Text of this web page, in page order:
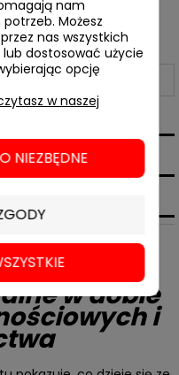
płatności
Prosto z
w dobie
i
nam
Możesz
nas wszystkich
dostosować użycie
opcję
w naszej
NIEZBĘDNE